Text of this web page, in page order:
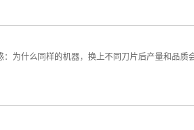
为什么同样的机器，换上不同刀片后产量和品